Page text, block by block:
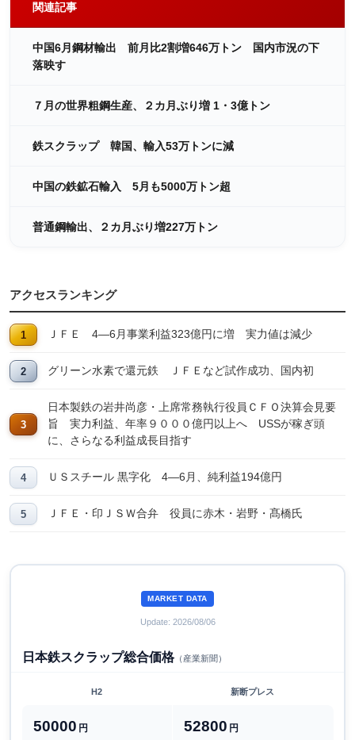
関連記事
中国6月鋼材輸出 前月比2割増646万トン 国内市況の下
落映す
７月の世界粗鋼生産、２カ月ぶり増 1・3億トン
鉄スクラップ 韓国、輸入53万トンに減
中国の鉄鉱石輸入 5月も5000万トン超
普通鋼輸出、２カ月ぶり増227万トン
アクセスランキング
ＪＦＥ 4―6月事業利益323億円に増 実力値は減少
グリーン水素で還元鉄 ＪＦＥなど試作成功、国内初
日本製鉄の岩井尚彦・上席常務執行役員ＣＦＯ決算会見要
旨 実力利益、年率９０００億円以上へ USSが稼ぎ頭
に、さらなる利益成長目指す
ＵＳスチール 黒字化 4―6月、純利益194億円
ＪＦＥ・印ＪＳＷ合弁 役員に赤木・岩野・髙橋氏
MARKET DATA
Update: 2026/08/06
日本鉄スクラップ総合価格（産業新聞）
H2 新断プレス
50000 円 52800 円